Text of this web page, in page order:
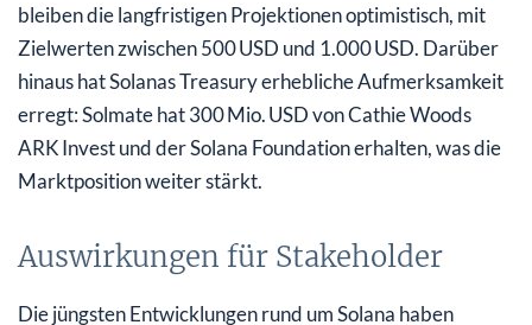
bleiben die langfristigen Projektionen optimistisch, mit
Zielwerten zwischen 500 USD und 1.000 USD. Darüber
hinaus hat Solanas Treasury erhebliche Aufmerksamkeit
erregt: Solmate hat 300 Mio. USD von Cathie Woods
ARK Invest und der Solana Foundation erhalten, was die
Marktposition weiter stärkt.
Auswirkungen für Stakeholder
Die jüngsten Entwicklungen rund um Solana haben